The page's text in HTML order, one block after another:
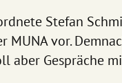
Stefan
MUNA vor.
aber Gespräche